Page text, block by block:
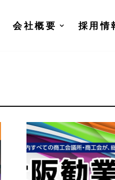
会社概要 採用情